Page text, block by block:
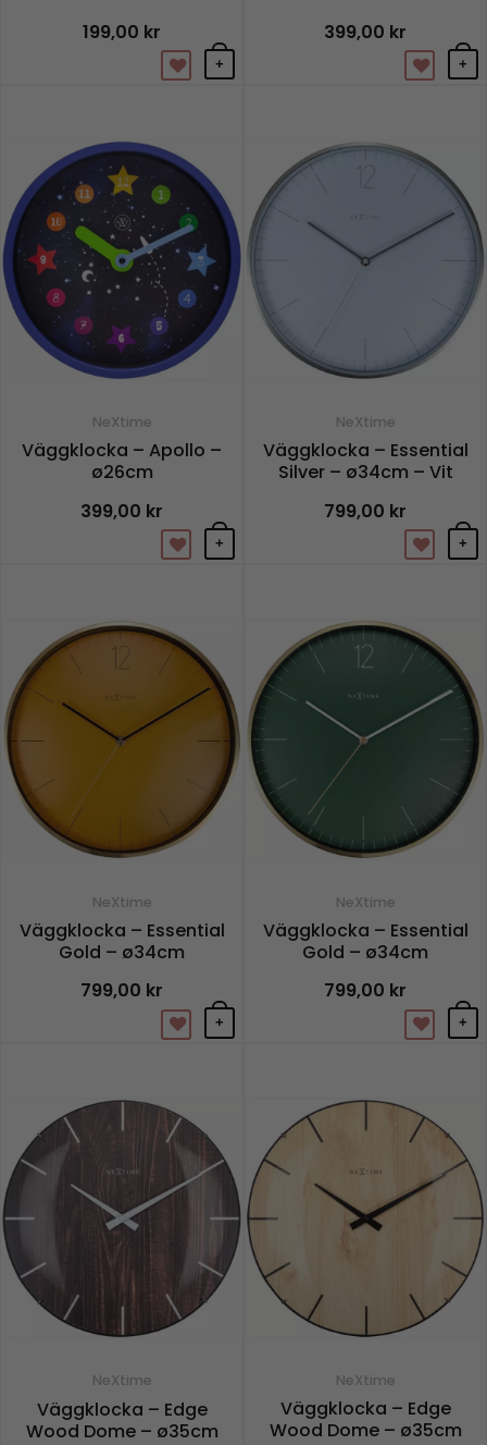
199,00 kr
+
399,00 kr
+
NeXtime
Väggklocka – Apollo –
ø26cm
399,00 kr
+
NeXtime
Väggklocka – Essential
Silver – ø34cm – Vit
799,00 kr
+
NeXtime
Väggklocka – Essential
Gold – ø34cm
799,00 kr
+
NeXtime
Väggklocka – Essential
Gold – ø34cm
799,00 kr
+
NeXtime
Väggklocka – Edge
Wood Dome – ø35cm
NeXtime
Väggklocka – Edge
Wood Dome – ø35cm